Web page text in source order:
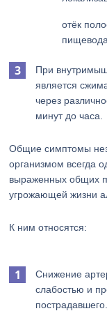
отёк
пищевода.
При
является
через
минут до часа.
Общие симптомы
организмом всегда
выраженных общих
угрожающей жизни
К ним относятся:
Снижение
слабостью и
пострадавшего.